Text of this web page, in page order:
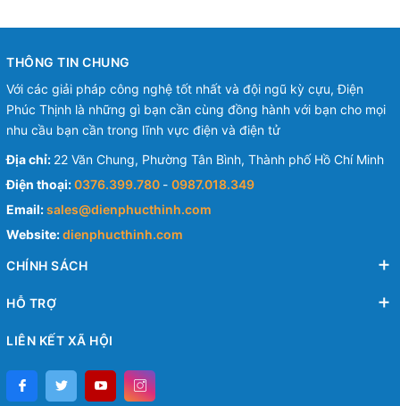
THÔNG TIN CHUNG
Với các giải pháp công nghệ tốt nhất và đội ngũ kỳ cựu, Điện
Phúc Thịnh là những gì bạn cần cùng đồng hành với bạn cho mọi
nhu cầu bạn cần trong lĩnh vực điện và điện tử
Địa chỉ: 22 Văn Chung, Phường Tân Bình, Thành phố Hồ Chí Minh
Điện thoại:0376.399.780 - 0987.018.349
Email:sales@dienphucthinh.com
Website:dienphucthinh.com
CHÍNH SÁCH
HỖ TRỢ
LIÊN KẾT XÃ HỘI